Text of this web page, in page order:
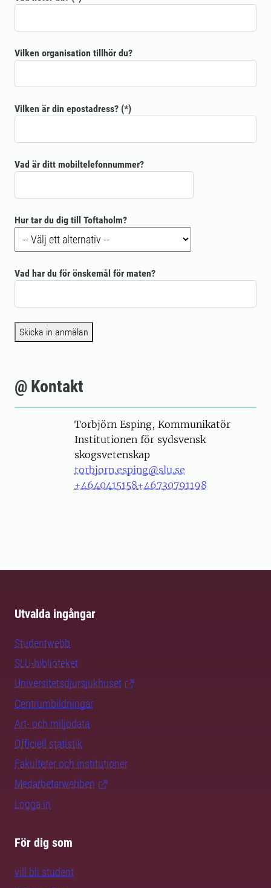
Vilken organisation tillhör du?
Vilken är din epostadress?
Vad är ditt mobiltelefonnummer?
Hur tar du dig till Toftaholm?
Vad har du för önskemål för maten?
Skicka in anmälan
@ Kontakt
PersonTorbjörn Esping, Kommunikatör
Institutionen för sydsvensk
skogsvetenskap
torbjorn.esping@slu.se
+4640415158+46730791198
Utvalda ingångar
Studentwebb
SLU-biblioteket
Universitetsdjursjukhuset
Centrumbildningar
Art- och miljödata
Officiell statistik
Fakulteter och institutioner
Medarbetarwebben
Logga in
För dig som
vill bli student